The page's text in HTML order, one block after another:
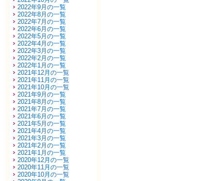
2022年9月の一覧
2022年8月の一覧
2022年7月の一覧
2022年6月の一覧
2022年5月の一覧
2022年4月の一覧
2022年3月の一覧
2022年2月の一覧
2022年1月の一覧
2021年12月の一覧
2021年11月の一覧
2021年10月の一覧
2021年9月の一覧
2021年8月の一覧
2021年7月の一覧
2021年6月の一覧
2021年5月の一覧
2021年4月の一覧
2021年3月の一覧
2021年2月の一覧
2021年1月の一覧
2020年12月の一覧
2020年11月の一覧
2020年10月の一覧